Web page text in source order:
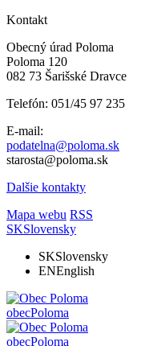
Kontakt
Obecný úrad Poloma
Poloma 120
082 73 Šarišské Dravce
Telefón: 051/45 97 235
E-mail:
podatelna@poloma.sk
starosta@poloma.sk
Dalšie kontakty
Mapa webu RSS
SKSlovensky
SKSlovensky
ENEnglish
obecPoloma
obecPoloma